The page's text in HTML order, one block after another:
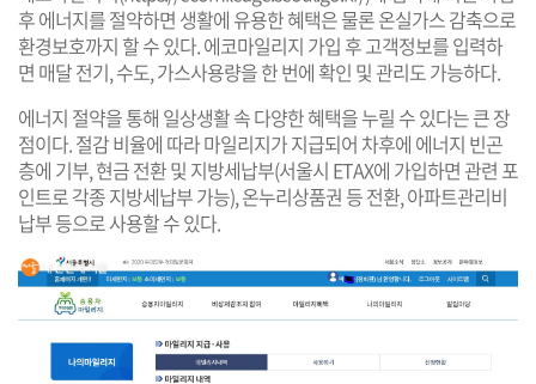
후 에너지를 절약하면 생활에 유용한 혜택은 물론 온실가스 감축으로
환경보호까지 할 수 있다. 에코마일리지 가입 후 고객정보를 입력하
면 매달 전기, 수도, 가스사용량을 한 번에 확인 및 관리도 가능하다.
에너지 절약을 통해 일상생활 속 다양한 혜택을 누릴 수 있다는 큰 장
점이다. 절감 비율에 따라 마일리지가 지급되어 차후에 에너지 빈곤
층에 기부, 현금 전환 및 지방세납부(서울시 ETAX에 가입하면 관련 포
인트로 각종 지방세납부 가능), 온누리상품권 등 전환, 아파트관리비
납부 등으로 사용할 수 있다.